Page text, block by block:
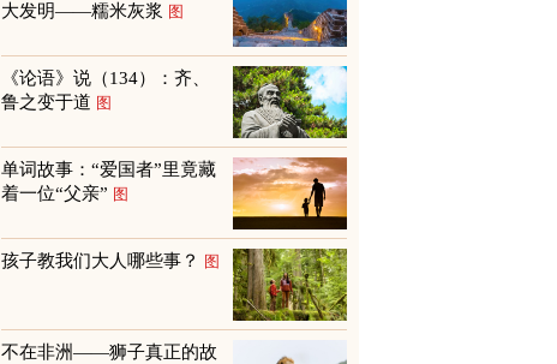
大发明——糯米灰浆 图
《论语》说（134）：齐、
鲁之变于道 图
单词故事：“爱国者”里竟藏
着一位“父亲” 图
孩子教我们大人哪些事？ 图
不在非洲——狮子真正的故